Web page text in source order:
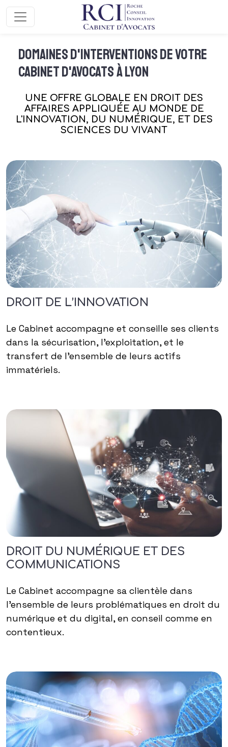
Aller au contenu
Domaines d'interventions de votre
Cabinet d'Avocats à Lyon
UNE OFFRE GLOBALE EN DROIT DES
AFFAIRES APPLIQUÉE AU MONDE DE
L'INNOVATION, DU NUMÉRIQUE, ET DES
SCIENCES DU VIVANT
DROIT DE L’INNOVATION
Le Cabinet accompagne et conseille ses clients
dans la sécurisation, l’exploitation, et le
transfert de l’ensemble de leurs actifs
immatériels.
DROIT DU NUMÉRIQUE ET DES
COMMUNICATIONS
Le Cabinet accompagne sa clientèle dans
l’ensemble de leurs problématiques en droit du
numérique et du digital, en conseil comme en
contentieux.